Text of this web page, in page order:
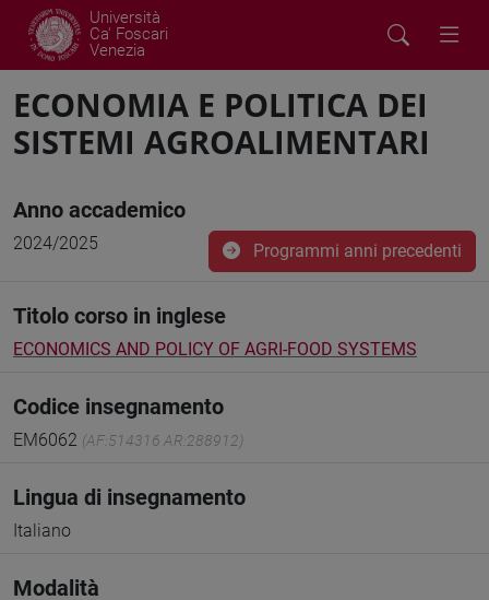
Università
Ca' Foscari
Venezia
ECONOMIA E POLITICA DEI
SISTEMI AGROALIMENTARI
Anno accademico
2024/2025 Programmi anni precedenti
Titolo corso in inglese
ECONOMICS AND POLICY OF AGRI-FOOD SYSTEMS
Codice insegnamento
EM6062 (AF:514316 AR:288912)
Lingua di insegnamento
Italiano
Modalità